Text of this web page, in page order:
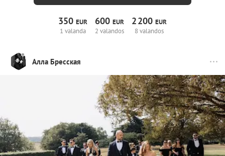
350 EUR
1 valanda
600 EUR
2 valandos
2200EUR
8 valandos
Алла Бресская